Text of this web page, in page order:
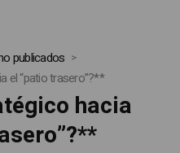
publicados
el “patio trasero”?**
hacia